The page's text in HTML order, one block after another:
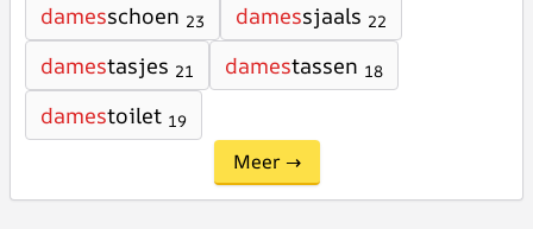
damesschoen 23 damessjaals 22
damestasjes 21 damestassen 18
damestoilet 19
Meer →